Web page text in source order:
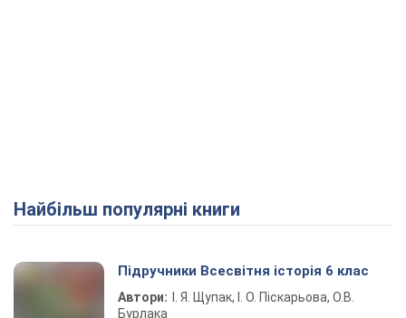
Найбільш популярні книги
Підручники Всесвітня історія 6 клас
Автори:
І. Я. Щупак, І. О. Піскарьова, О.В.
Бурлака